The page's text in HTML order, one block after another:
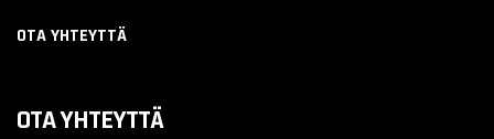
OTA YHTEYTTÄ
OTA YHTEYTTÄ